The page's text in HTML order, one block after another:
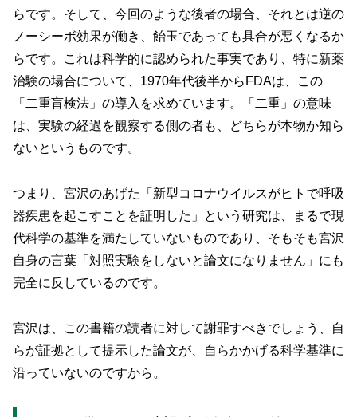
らです。そして、今回のような後者の場合、それとは逆の
ノーシーボ効果が働き、飴玉であっても具合が悪くなるか
らです。これは科学的に認められた事実であり、特に新薬
治験の場合について、1970年代後半からFDAは、この
「二重盲検法」の導入を求めています。「二重」の意味
は、実験の経過を観察する側の者も、どちらが本物か知ら
ないというものです。
つまり、宮沢のあげた「新型コロナウイルスがヒトで呼吸
器疾患を起こすことを証明した」という研究は、まるで現
代科学の基準を満たしていないものであり、そもそも宮沢
自身の言葉「対照実験をしないと論文になりません」にも
完全に反しているのです。
宮沢は、この書籍の読者に対して謝罪すべきでしょう、自
らが証拠として提示した論文が、自らかかげる科学基準に
沿っていないのですから。